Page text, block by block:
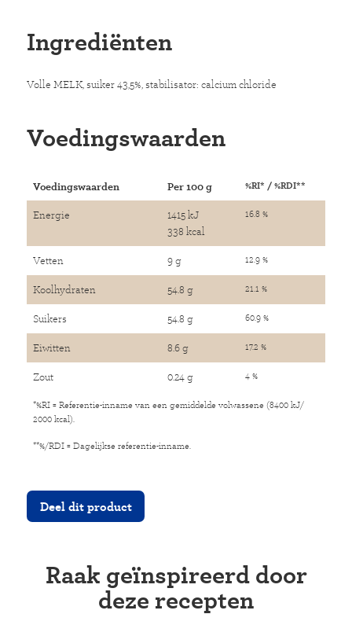
Ingrediënten
Volle MELK, suiker 43,5%, stabilisator: calcium chloride
Voedingswaarden
Voedingswaarden Per 100 g %RI* / %RDI**
Energie
1415 kJ
338 kcal
16.8 %
Vetten 9 g 12.9 %
Koolhydraten 54.8 g 21.1 %
Suikers 54.8 g 60.9 %
Eiwitten 8.6 g 17.2 %
Zout 0.24 g 4 %
*%RI = Referentie-inname van een gemiddelde volwassene (8400 kJ/
2000 kcal).
**%/RDI = Dagelijkse referentie-inname.
Deel dit product
Facebook
Pinterest
Raak geïnspireerd door
deze recepten